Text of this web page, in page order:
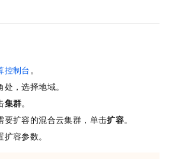
控制台。
，选择地域。
集群。
要扩容的混合云集群，单击扩容。
容参数。